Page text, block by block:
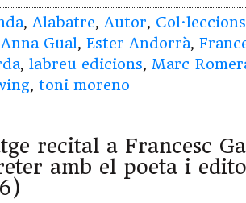
, Alabatre, Autor, Col·leccions
Anna Gual, Ester Andorrà,
, labreu edicions, Marc
, toni moreno
recital a Francesc
amb el poeta i